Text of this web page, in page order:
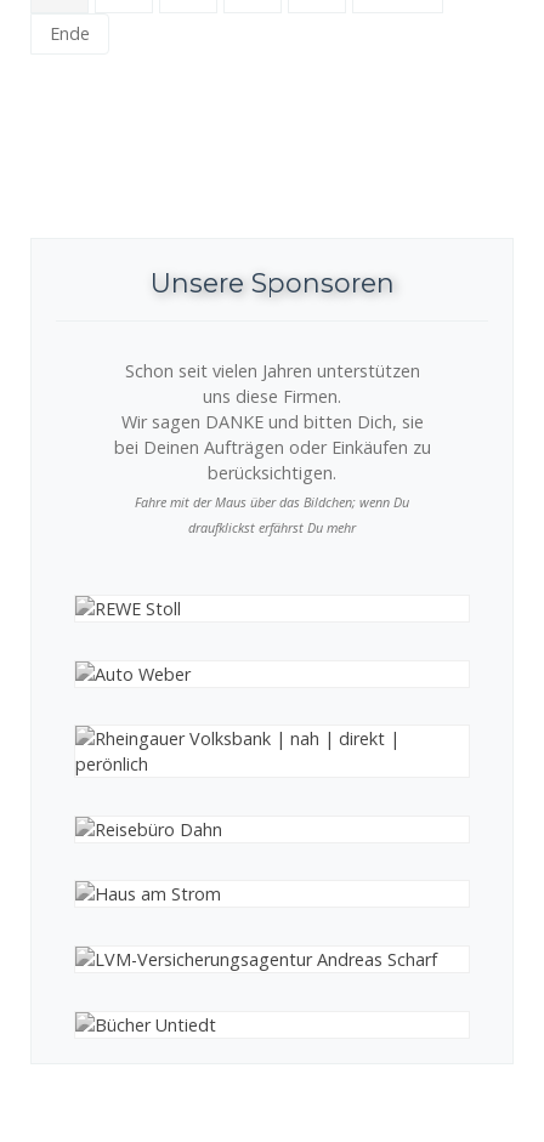
Ende
Unsere Sponsoren
Schon seit vielen Jahren unterstützen
uns diese Firmen.
Wir sagen DANKE und bitten Dich, sie
bei Deinen Aufträgen oder Einkäufen zu
berücksichtigen.
Fahre mit der Maus über das Bildchen; wenn Du
draufklickst erfährst Du mehr